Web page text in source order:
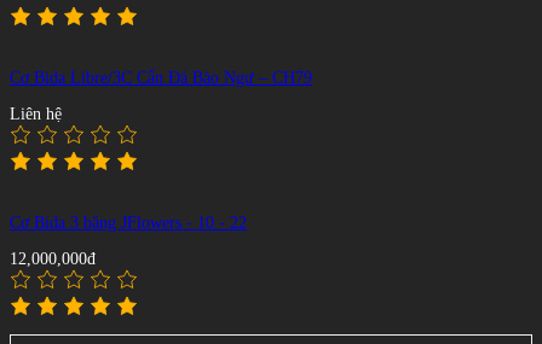
Cơ Bida Libre/3C Cẩn Đá Bào Ngư – CH79
Liên hệ
Cơ Bida 3 băng JFlowers - 10 - 22
12,000,000đ